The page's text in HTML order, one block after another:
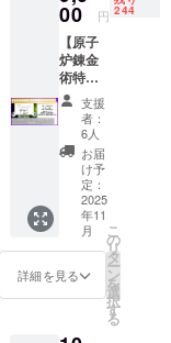
ト。2024年3
はチャンネ
ル登録者数
100万人を突
科学の面白
さを多くの
人に知って
もらうため
にTVや舞台
での実験・
部原子
力安全
工学科
の高木
直行教
授によ
る、原
子炉錬
金術の
特別講
義で
す。 ※
限定動
画の
URLを
お送り
00 円 244
【原子
炉錬金
術特別
講義】
GENKI
LABO
錬金術
プロ
ジェク
トにつ
いて学
べる！
東京都
市大学
大学院
支援
者：
6人
お届
け予
定：
2025
年11
月
詳細を見る
こ
の
リ
タ
ー
ン
を
選
択
す
る